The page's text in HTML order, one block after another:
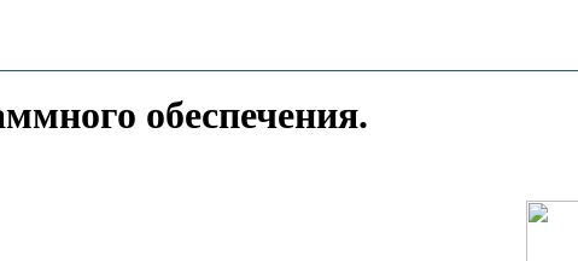
обеспечения.